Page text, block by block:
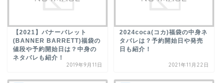
【2021】バナーバレット
(BANNER BARRETT)福袋の
値段や予約開始日は？中身の
ネタバレも紹介！
2019年9月11日
2024coca(コカ)福袋の中身ネ
タバレは？予約開始日や発売
日も紹介！
2021年11月22日